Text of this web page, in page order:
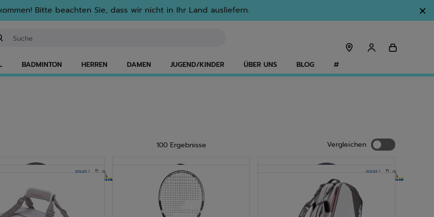
Bitte beachten Sie, dass wir nicht in Ihr Land ausliefern.
BADMINTON HERREN DAMEN JUGEND/KINDER ÜBER UNS BLOG #
100 Ergebnisse Vergleichen Vergleichen